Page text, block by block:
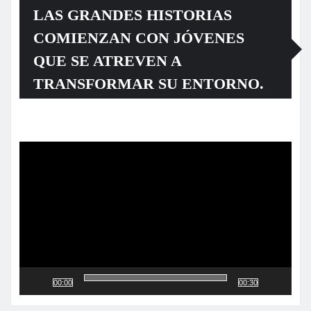
LAS GRANDES HISTORIAS
COMIENZAN CON JÓVENES
QUE SE ATREVEN A
TRANSFORMAR SU ENTORNO.
00:00 00:30